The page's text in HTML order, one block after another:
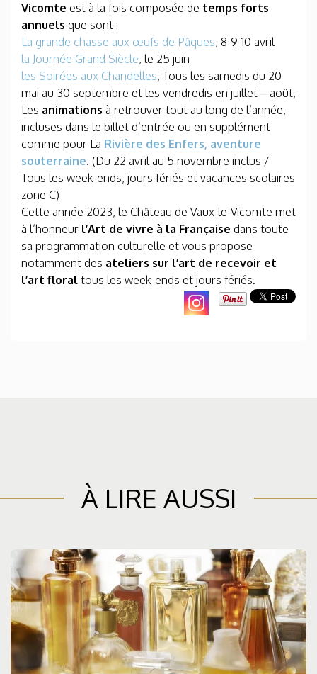
Vicomte est à la fois composée de temps forts
annuels que sont :
La grande chasse aux œufs de Pâques, 8-9-10 avril
la Journée Grand Siècle, le 25 juin
les Soirées aux Chandelles, Tous les samedis du 20
mai au 30 septembre et les vendredis en juillet – août,
Les animations à retrouver tout au long de l’année,
incluses dans le billet d’entrée ou en supplément
comme pour La Rivière des Enfers, aventure
souterraine. (Du 22 avril au 5 novembre inclus /
Tous les week-ends, jours fériés et vacances scolaires
zone C)
Cette année 2023, le Château de Vaux-le-Vicomte met
à l’honneur l’Art de vivre à la Française dans toute
sa programmation culturelle et vous propose
notamment des ateliers sur l’art de recevoir et
l’art floral tous les week-ends et jours fériés.
À LIRE AUSSI